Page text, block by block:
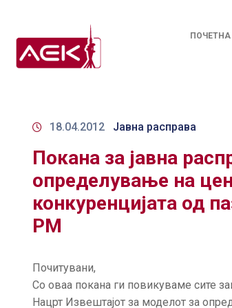
ПОЧЕТНА
18.04.2012 Јавна расправа
Покана за јавна
определување на
конкуренцијата од
РМ
Почитувани,
Со оваа покана ги повикуваме сите
Нацрт Извештајот за моделот за